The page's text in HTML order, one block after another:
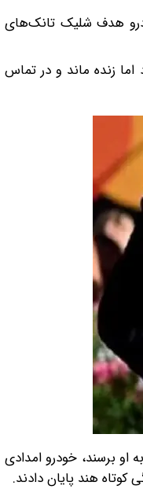
۶ نفر از اعضای خانواده‌اش در خودرو هدف شلیک تانک‌های
اما زنده ماند و در تماس
او برسند، خودرو امدادی
هند پایان دادند.